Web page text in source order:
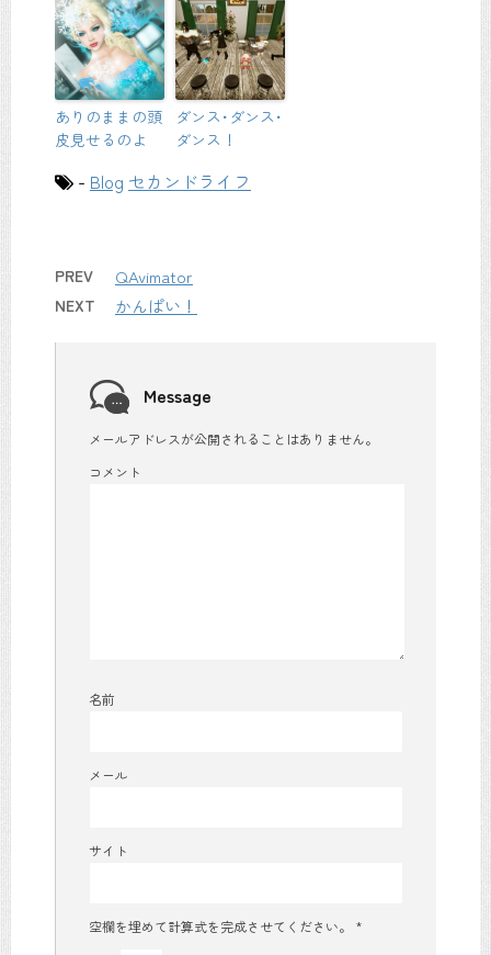
ありのままの頭
皮見せるのよ
ダンス･ダンス･
ダンス！
- Blog セカンドライフ
PREV QAvimator
NEXT かんぱい！
Message
メールアドレスが公開されることはありません。
コメント
名前
メール
サイト
空欄を埋めて計算式を完成させてください。 *